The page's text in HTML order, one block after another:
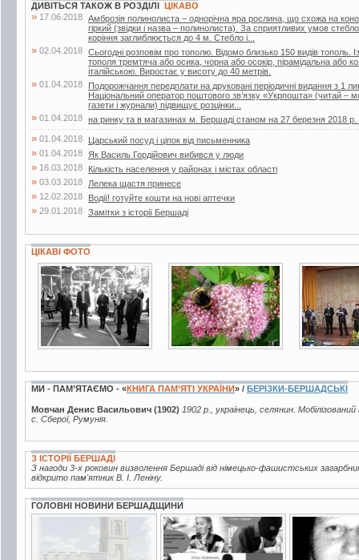
ДИВІТЬСЯ ТАКОЖ В РОЗДІЛІ ЦІКАВО
» 17.06.2018 Амброзія полинолиста – однорічна яра рослина, що схожа на
гіркий (звідки і назва – полинолиста). За сприятливих умов
коріння заглиблюється до 4 м. Стебло і...
» 02.04.2018 Сьогодні розповім про тополю. Відомо близько 150 видів тополь.
тополя тремтяча або осика, чорна або осокір, пірамідальна
італійською. Виростає у висоту до 40 метрів.
» 01.04.2018
Подорожчання передплати на друковані періодичні видання з 1
Національний оператор поштового зв’язку «Укрпошта» (читай –
газети і журнали) підвищує розцінки...
» 01.04.2018 на ринку та в магазинах м. Бершаді станом на 27 березня 2018 р.
» 01.04.2018 Царський посуд і ціпок від письменника
» 01.04.2018 Як Василь Гордійович вибився у люди
» 16.03.2018 Кількість населення у районах і містах області
» 03.03.2018 Лелека щастя принесе
» 12.02.2018 Водії! готуйте кошти на нові аптечки
» 29.01.2018 Замітки з історії Бершаді
ЦІКАВІ ФОТО
6 фото 48 фото 4 фото
МИ - ПАМ’ЯТАЄМО - «КНИГА ПАМ’ЯТІ УКРАЇНИ» / БЕРІЗКИ-БЕРШАДСЬКІ
Мовчан Денис Васильович (1902) 1902 р., українець, селянин.
с. Сберої, Румунія.
З ІСТОРІЇ БЕРШАДІ
З нагоди 3-х роковин визволення Бершаді від німецько-фашистських
відкрито пам'ятник В. І. Леніну.
ГОЛОВНІ НОВИНИ БЕРШАДЩИНИ